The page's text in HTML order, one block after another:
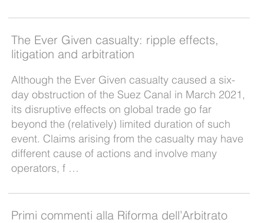
The Ever Given casualty: ripple effects,
litigation and arbitration
Although the Ever Given casualty caused a six-
day obstruction of the Suez Canal in March 2021,
its disruptive effects on global trade go far
beyond the (relatively) limited duration of such
event. Claims arising from the casualty may have
different cause of actions and involve many
operators, f …
Primi commenti alla Riforma dell’Arbitrato